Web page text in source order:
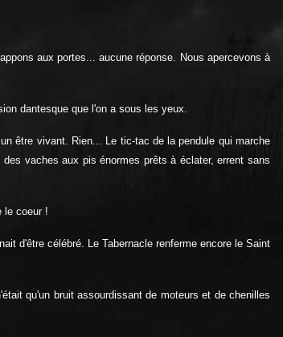
aux portes... aucune réponse. Nous apercevons à
dantesque que l'on a sous les yeux.
être vivant. Rien... Le tic-tac de la pendule qui marche
vaches aux pis énormes prêts à éclater, errent sans
le coeur !
d'être célébré. Le Tabernacle renferme encore le Saint
qu'un bruit assourdissant de moteurs et de chenilles